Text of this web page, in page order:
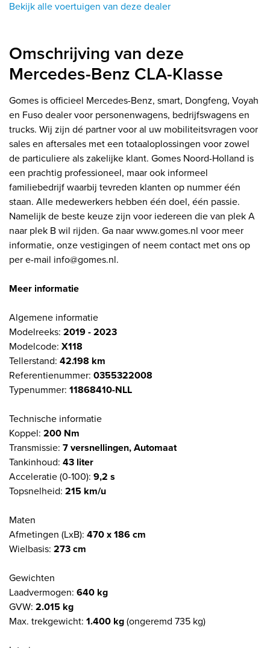
Bekijk alle voertuigen van deze dealer
Omschrijving van deze
Mercedes-Benz CLA-Klasse
Gomes is officieel Mercedes-Benz, smart, Dongfeng, Voyah
en Fuso dealer voor personenwagens, bedrijfswagens en
trucks. Wij zijn dé partner voor al uw mobiliteitsvragen voor
sales en aftersales met een totaaloplossingen voor zowel
de particuliere als zakelijke klant. Gomes Noord-Holland is
een prachtig professioneel, maar ook informeel
familiebedrijf waarbij tevreden klanten op nummer één
staan. Alle medewerkers hebben één doel, één passie.
Namelijk de beste keuze zijn voor iedereen die van plek A
naar plek B wil rijden. Ga naar www.gomes.nl voor meer
informatie, onze vestigingen of neem contact met ons op
per e-mail info@gomes.nl.
Meer informatie
Algemene informatie
Modelreeks: 2019 - 2023
Modelcode: X118
Tellerstand: 42.198 km
Referentienummer: 0355322008
Typenummer: 11868410-NLL
Technische informatie
Koppel: 200 Nm
Transmissie: 7 versnellingen, Automaat
Tankinhoud: 43 liter
Acceleratie (0-100): 9,2 s
Topsnelheid: 215 km/u
Maten
Afmetingen (LxB): 470 x 186 cm
Wielbasis: 273 cm
Gewichten
Laadvermogen: 640 kg
GVW: 2.015 kg
Max. trekgewicht: 1.400 kg(ongeremd 735 kg)